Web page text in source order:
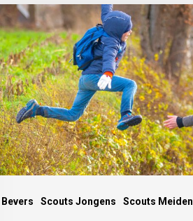
Bevers Scouts Jongens Scouts Meiden